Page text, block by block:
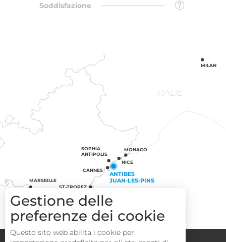
Soddisfazione
ITALIE
ST-TROPEZ
MARSEILLE
CANNES
ANTIBES
JUAN-LES-PINS
SOPHIA
ANTIPOLIS
NICE
MONACO
MILAN
Congressi Area operatori
Gestione delle
preferenze dei cookie
Questo sito web abilita i cookie per